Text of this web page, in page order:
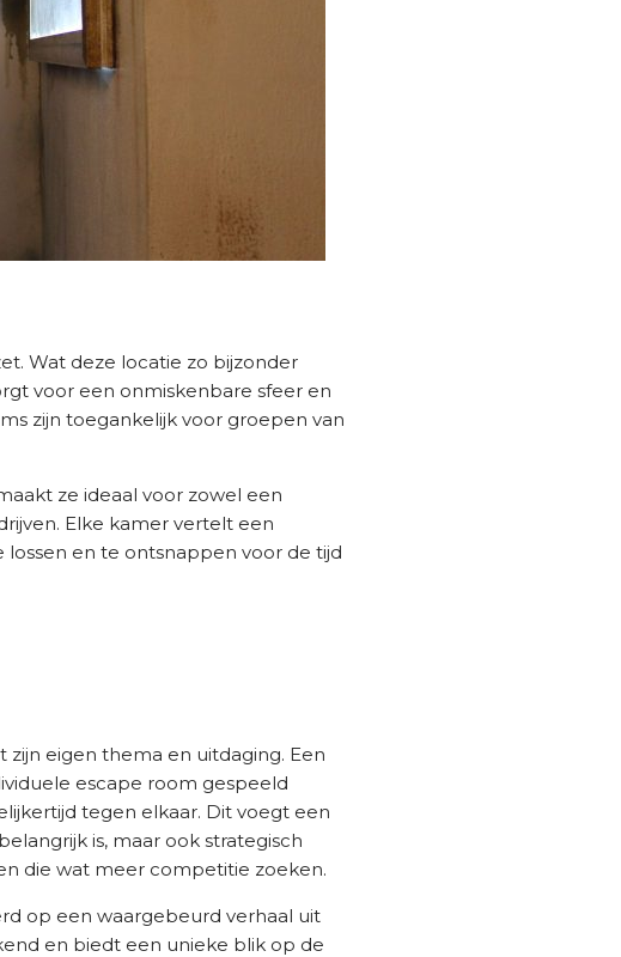
Wat deze locatie zo bijzonder
voor een onmiskenbare sfeer en
zijn toegankelijk voor groepen van
ze ideaal voor zowel een
Elke kamer vertelt een
lossen en te ontsnappen voor de tijd
eigen thema en uitdaging. Een
escape room gespeeld
tegen elkaar. Dit voegt een
is, maar ook strategisch
die wat meer competitie zoeken.
op een waargebeurd verhaal uit
en biedt een unieke blik op de